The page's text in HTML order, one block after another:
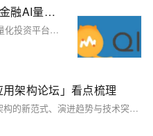
Qlib：华尔街颤抖！微软开源金融AI量化投资神器，助力智能投研
Qlib是微软亚洲研究院推出的开源AI量化投资平台，提供从数据处理、模型训练到组合管理的全流程支持，内置高性能数据基础设施和多种机器学习模型。
架构论坛」看点梳理
本场论坛将系统性阐述 AI 原生应用架构的新范式、演进趋势与技术突破，并分享来自真实生产环境下的一线实践经验与思考。